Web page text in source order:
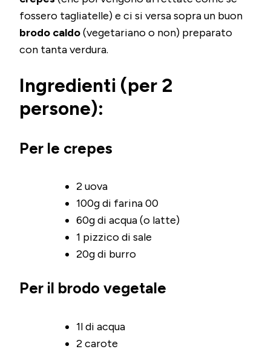
fossero tagliatelle) e ci si versa sopra un buon
brodo caldo(vegetariano o non) preparato
con tanta verdura.
Ingredienti (per 2
persone):
Per le crepes
2 uova
100g di farina 00
60g di acqua (o latte)
1 pizzico di sale
20g di burro
Per il brodo vegetale
1l di acqua
2 carote